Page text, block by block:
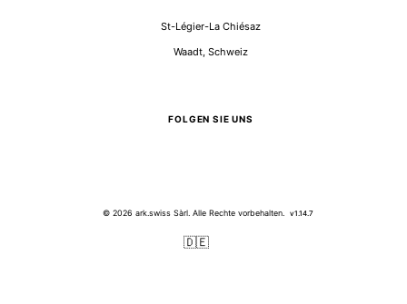
St-Légier-La Chiésaz
Waadt, Schweiz
FOLGEN SIE UNS
© 2026 ark.swiss Sàrl. Alle Rechte vorbehalten. v1.14.7
🇩🇪